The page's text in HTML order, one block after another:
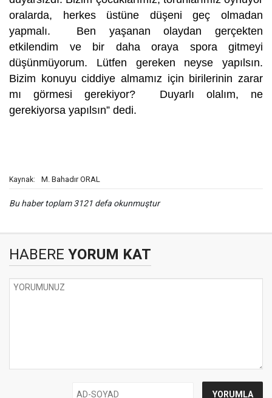
oralarda, herkes üstüne düşeni geç olmadan
yapmalı. Ben yaşanan olaydan gerçekten
etkilendim ve bir daha oraya spora gitmeyi
düşünmüyorum. Lütfen gereken neyse yapılsın.
Bizim konuyu ciddiye almamız için birilerinin zarar
mı görmesi gerekiyor? Duyarlı olalım, ne
gerekiyorsa yapılsın” dedi.
Kaynak: M. Bahadır ORAL
Bu haber toplam 3121 defa okunmuştur
HABERE YORUM KAT